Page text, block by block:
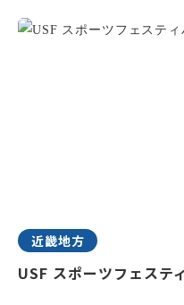
近畿地方
USF スポーツフェステ